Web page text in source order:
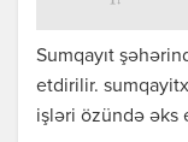
Sumqayıt
etdirilir.
işləri özündə əks